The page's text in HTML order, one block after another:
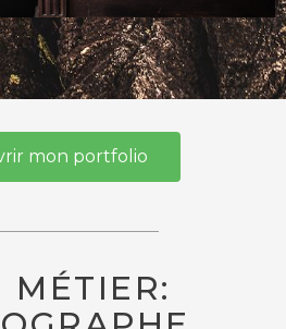
mon portfolio
MÉTIER: